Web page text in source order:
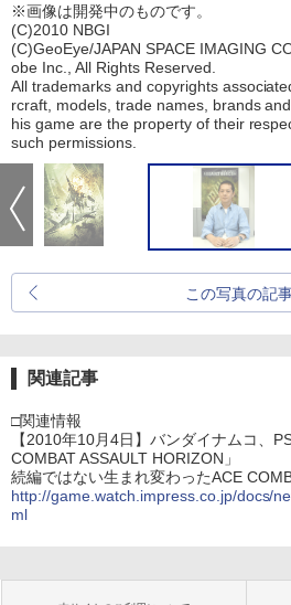
※画像は開発中のものです。
(C)2010 NBGI
(C)GeoEye/JAPAN SPACE IMAGING
obe Inc., All Rights Reserved.
All trademarks and copyrights
rcraft, models, trade names, brands
his game are the property of their
such permissions.
この写真の記
関連記事
□関連情報
【2010年10月4日】バンダイナムコ、
COMBAT ASSAULT HORIZON」
続編ではない生まれ変わったACE
http://game.watch.impress.co.jp/docs/
ml